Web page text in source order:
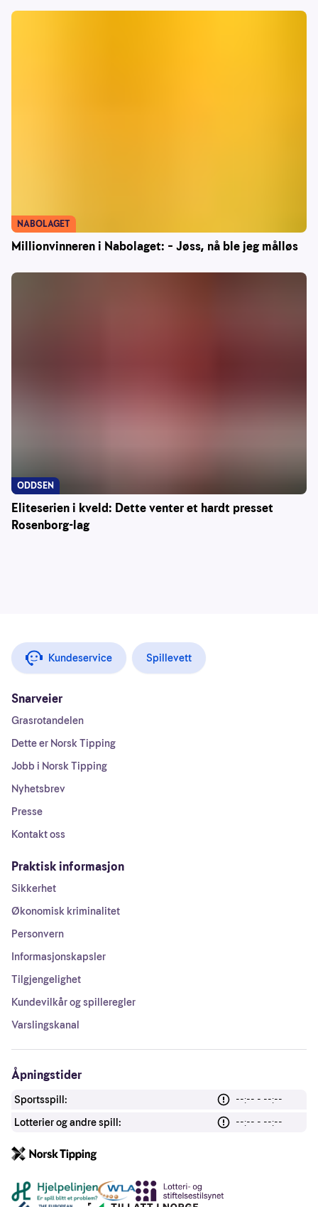
Millionvinneren i Nabolaget: – Jøss, nå ble jeg målløs
NABOLAGET
Eliteserien i kveld: Dette venter et hardt presset
Rosenborg-lag
ODDSEN
Kundeservice Spillevett
Snarveier
Grasrotandelen
Dette er Norsk Tipping
Jobb i Norsk Tipping
Nyhetsbrev
Presse
Kontakt oss
Praktisk informasjon
Sikkerhet
Økonomisk kriminalitet
Personvern
Informasjonskapsler
Tilgjengelighet
Kundevilkår og spilleregler
Varslingskanal
Åpningstider
Sportsspill:
--:-- - --:--
Lotterier og andre spill:
--:-- - --:--
Andre lenker